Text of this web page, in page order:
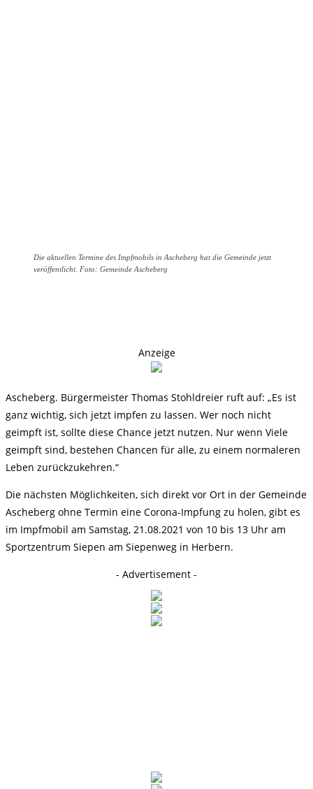
Die aktuellen Termine des Impfmobils in Ascheberg hat die Gemeinde jetzt
veröffentlicht. Foto: Gemeinde Ascheberg
Anzeige
Ascheberg. Bürgermeister Thomas Stohldreier ruft auf: „Es ist
ganz wichtig, sich jetzt impfen zu lassen. Wer noch nicht
geimpft ist, sollte diese Chance jetzt nutzen. Nur wenn Viele
geimpft sind, bestehen Chancen für alle, zu einem normaleren
Leben zurückzukehren.“
Die nächsten Möglichkeiten, sich direkt vor Ort in der Gemeinde
Ascheberg ohne Termin eine Corona-Impfung zu holen, gibt es
im Impfmobil am Samstag, 21.08.2021 von 10 bis 13 Uhr am
Sportzentrum Siepen am Siepenweg in Herbern.
- Advertisement -